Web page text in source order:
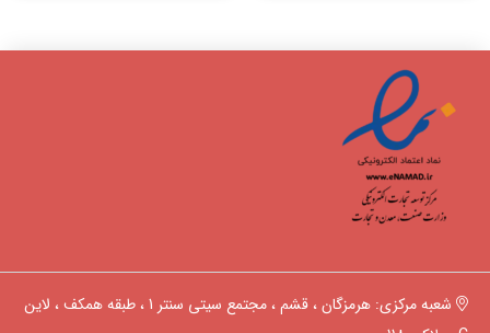
شعبه مرکزی: هرمزگان ، قشم ، مجتمع سیتی سنتر 1 ، طبقه همکف ، لاین